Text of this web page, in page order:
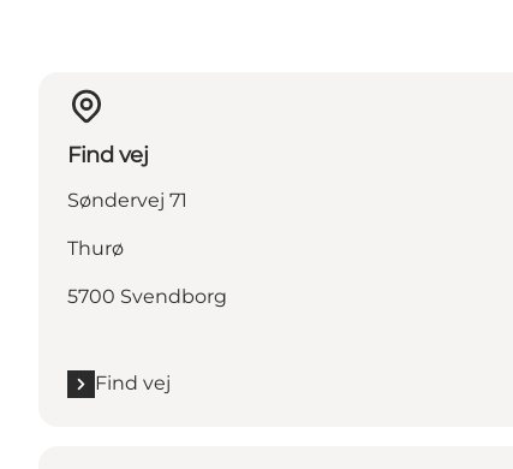
Find vej
Søndervej 71
Thurø
5700 Svendborg
Find vej